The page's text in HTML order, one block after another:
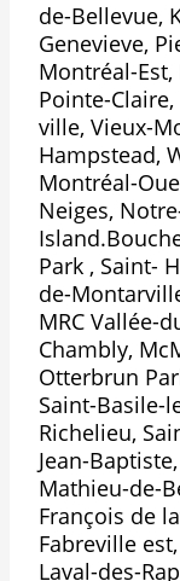
de-Bellevue,
Genevieve,
Montréal-
Pointe-
ville, Vieux-
Hampstead,
Montréal-
Neiges,
Park , Saint-
de-
MRC Vallée-
Chambly,
Otterbrun
Saint-Basile-
Richelieu,
Jean-
Mathieu-de-
François de
Fabreville
Laval-des-